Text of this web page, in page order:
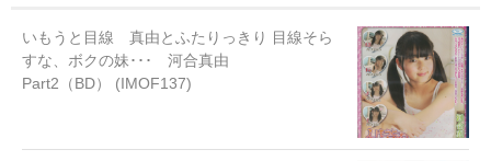
いもうと目線 真由とふたりっきり 目線そら
すな、ボクの妹･･･ 河合真由
Part2（BD） (IMOF137)